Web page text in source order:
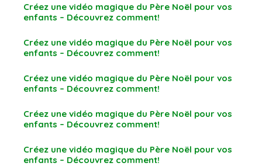
Créez une vidéo magique du Père Noël pour vos
enfants – Découvrez comment!
Créez une vidéo magique du Père Noël pour vos
enfants – Découvrez comment!
Créez une vidéo magique du Père Noël pour vos
enfants – Découvrez comment!
Créez une vidéo magique du Père Noël pour vos
enfants – Découvrez comment!
Créez une vidéo magique du Père Noël pour vos
enfants – Découvrez comment!